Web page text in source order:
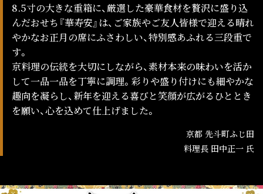
8.5寸の大きな重箱に、厳選した豪華食材を贅沢に盛り込
んだおせち『華寿安』は、ご家族やご友人皆様で迎える晴れ
やかなお正月の席にふさわしい、特別感あふれる三段重で
す。
京料理の伝統を大切にしながら、素材本来の味わいを活か
して一品一品を丁寧に調理。彩りや盛り付けにも細やかな
趣向を凝らし、新年を迎える喜びと笑顔が広がるひととき
を願い、心を込めて仕上げました。
京都 先斗町ふじ田
料理長 田中正一 氏